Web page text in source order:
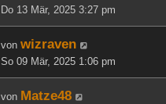
Do 13 Mär, 2025 3:27 pm
von wizraven
So 09 Mär, 2025 1:06 pm
von Matze48